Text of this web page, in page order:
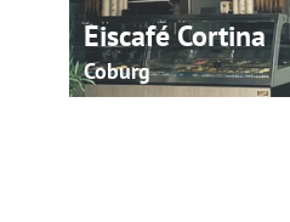
Eiscafé Cortina
Coburg